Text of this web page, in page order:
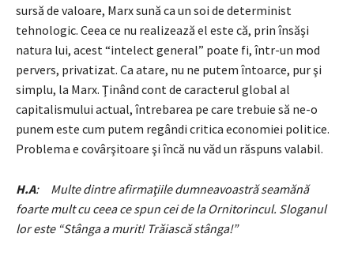
sursă de valoare, Marx sună ca un soi de determinist
tehnologic. Ceea ce nu realizează el este că, prin însăşi
natura lui, acest “intelect general” poate fi, într-un mod
pervers, privatizat. Ca atare, nu ne putem întoarce, pur şi
simplu, la Marx. Ţinând cont de caracterul global al
capitalismului actual, întrebarea pe care trebuie să ne-o
punem este cum putem regândi critica economiei politice.
Problema e covârşitoare şi încă nu văd un răspuns valabil.
H.A: Multe dintre afirmaţiile dumneavoastră seamănă
foarte mult cu ceea ce spun cei de la Ornitorincul. Sloganul
lor este “Stânga a murit! Trăiască stânga!”